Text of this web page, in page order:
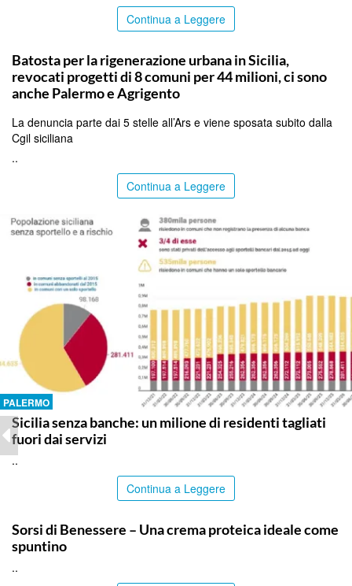
Continua a Leggere
Batosta per la rigenerazione urbana in Sicilia,
revocati progetti di 8 comuni per 44 milioni, ci sono
anche Palermo e Agrigento
La denuncia parte dai 5 stelle all’Ars e viene sposata subito dalla
Cgil siciliana
..
Continua a Leggere
PALERMO
Sicilia senza banche: un milione di residenti tagliati
fuori dai servizi
..
Continua a Leggere
Sorsi di Benessere – Una crema proteica ideale come
spuntino
..